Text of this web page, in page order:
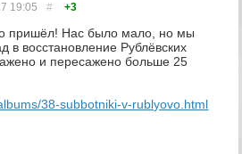
19:05 # +3
пришёл! Нас было мало, но мы
в восстановление Рублёвских
и пересажено больше 25
38-subbotniki-v-rublyovo.html